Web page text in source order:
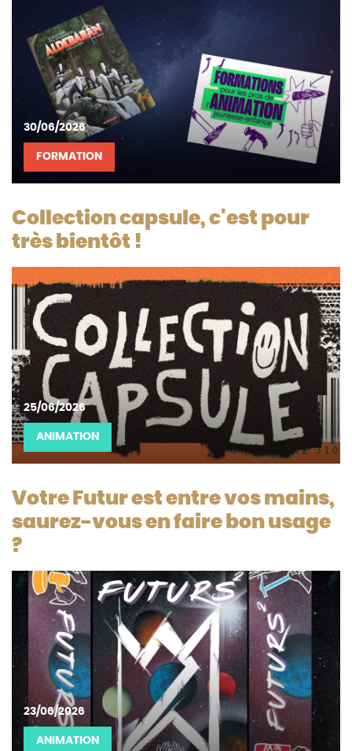
30/06/2026
FORMATION
Collection capsule, c'est pour
très bientôt !
25/06/2026
ANIMATION
Votre Futur est entre vos mains,
saurez-vous en faire bon usage
?
23/06/2026
ANIMATION